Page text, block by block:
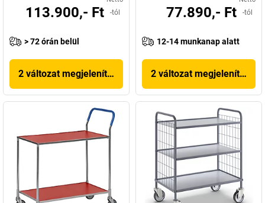
113.900,- Ft -tól
> 72 órán belül
2 változat megjelenítése
77.890,- Ft -tól
12-14 munkanap alatt
2 változat megjelenítése